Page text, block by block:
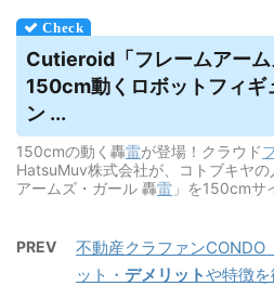
Cutieroid「フレームアーム
150cm動くロボットフィギ
ン ...
150cmの動く轟雷が登場！クラウド
HatsuMuv株式会社が、コトブキヤ
アームズ・ガール 轟雷 」を150cmサ
PREV
不動産クラファンCONDO
ット・ デメリットや特徴